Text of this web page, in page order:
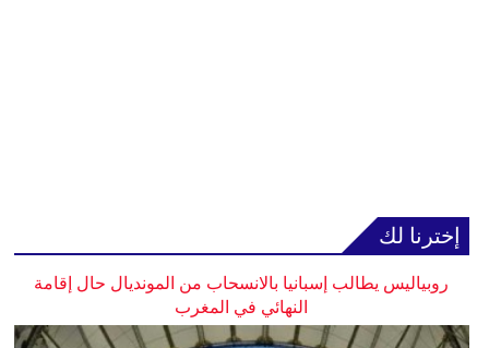
إخترنا لك
روبياليس يطالب إسبانيا بالانسحاب من المونديال حال إقامة
النهائي في المغرب